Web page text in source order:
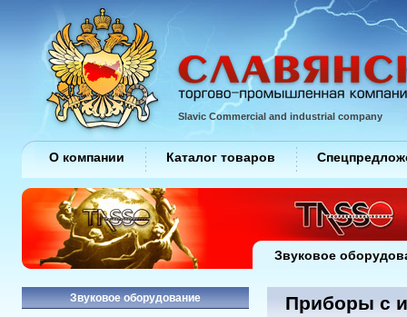
Приборы с
Звуковое оборудование
Slavic Commercial and industrial company
О компании Каталог товаров
Звуковое